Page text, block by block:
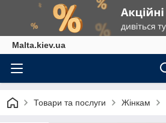
Malta.kiev.ua
Товари та послуги Жінкам